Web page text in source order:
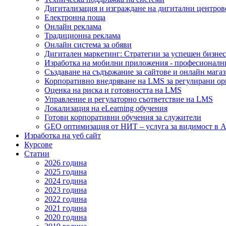
Дигитализация и изграждане на дигитални
Електронна поща
Онлайн реклама
Традиционна реклама
Онлайн система за обяви
Дигитален маркетинг: Стратегии за успешен бизнес
Изработка на мобилни приложения -
Създаване на съдържание за сайтове и онлайн
Корпоративно внедряване на LMS за регулирани
Оценка на риска и готовността на LMS
Управление и регулаторно съответствие на LMS
Локализация на eLearning обучения
Готови корпоративни обучения за служители
GEO оптимизация от НИТ – услуга за видимост в
Изработка на уеб сайт
Курсове
Статии
2026 година
2025 година
2024 година
2023 година
2022 година
2021 година
2020 година